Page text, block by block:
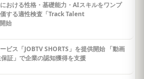
おける性格・基礎能力・AIスキルをワンプ
する適性検査「Track Talent
始
ビス「JOBTV SHORTS」を提供開始 「動画
証」で企業の認知獲得を支援